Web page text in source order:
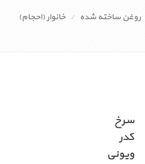
روغن ساخته شده
خانوار (احجام)
سرخ
کدر
ویونی